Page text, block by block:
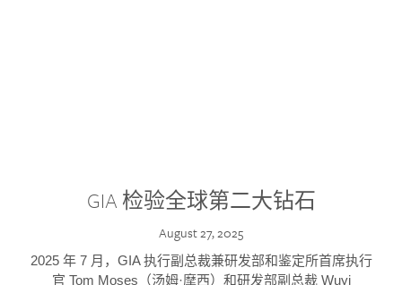
GIA 检验全球第二大钻石
August 27, 2025
2025 年 7 月，GIA 执行副总裁兼研发部和鉴定所首席执行
官 Tom Moses（汤姆·摩西）和研发部副总裁 Wuyi